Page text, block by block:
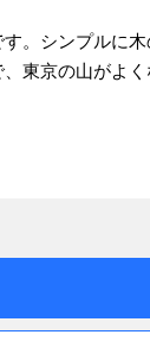
。シンプルに
東京の山がよく